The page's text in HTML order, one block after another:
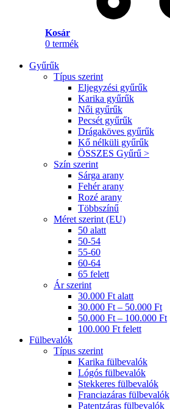
Kosár
0 termék
Gyűrűk
Típus szerint
Eljegyzési gyűrűk
Karika gyűrűk
Női gyűrűk
Pecsét gyűrűk
Drágaköves gyűrűk
Kő nélküli gyűrűk
ÖSSZES Gyűrű >
Szín szerint
Sárga arany
Fehér arany
Rozé arany
Többszínű
Méret szerint (EU)
50 alatt
50-54
55-60
60-64
65 felett
Ár szerint
30.000 Ft alatt
30.000 Ft – 50.000 Ft
50.000 Ft – 100.000 Ft
100.000 Ft felett
Fülbevalók
Típus szerint
Karika fülbevalók
Lógós fülbevalók
Stekkeres fülbevalók
Franciazáras fülbevalók
Patentzáras fülbevalók